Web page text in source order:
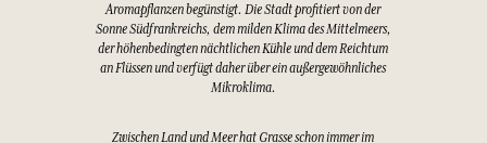
Aromapflanzen begünstigt. Die Stadt profitiert von der
Sonne Südfrankreichs, dem milden Klima des Mittelmeers,
der höhenbedingten nächtlichen Kühle und dem Reichtum
an Flüssen und verfügt daher über ein außergewöhnliches
Mikroklima.
Zwischen Land und Meer hat Grasse schon immer im